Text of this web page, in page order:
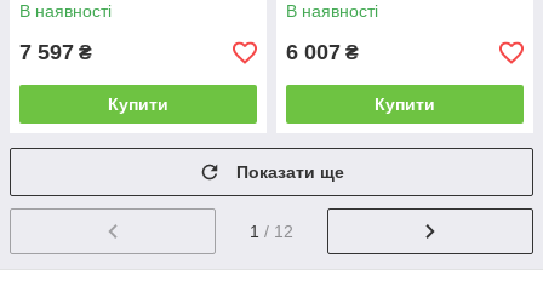
В наявності
7 597 ₴
Купити
В наявності
6 007 ₴
Купити
Показати ще
1 / 12